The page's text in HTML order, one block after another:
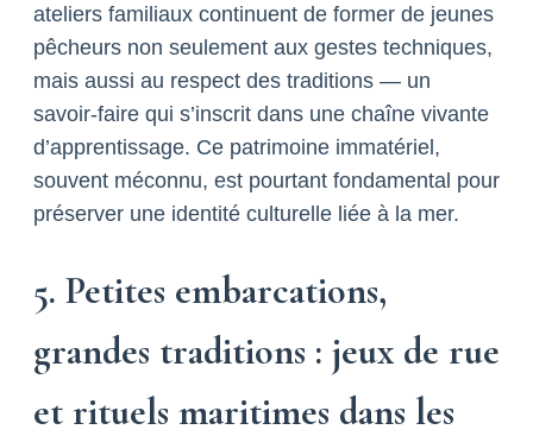
ateliers familiaux continuent de former de jeunes
pêcheurs non seulement aux gestes techniques,
mais aussi au respect des traditions — un
savoir-faire qui s’inscrit dans une chaîne vivante
d’apprentissage. Ce patrimoine immatériel,
souvent méconnu, est pourtant fondamental pour
préserver une identité culturelle liée à la mer.
5. Petites embarcations,
grandes traditions : jeux de rue
et rituels maritimes dans les